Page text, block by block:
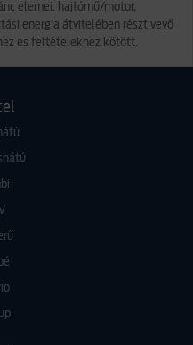
elemei: hajtómű/motor,
energia átvitelében részt vevő
és feltételekhez kötött.